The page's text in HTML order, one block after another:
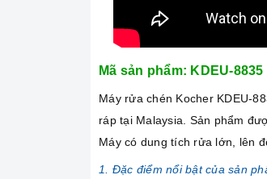
Mã sản phẩm: KDEU-8835
Máy rửa chén Kocher KDEU-
ráp tại Malaysia. Sản phẩm
Máy có dung tích rửa lớn, lên
1. Đặc điểm nổi bật của sản